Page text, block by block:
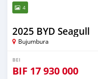
4
2025 BYD Seagull
Bujumbura
BEI
BIF 17 930 000